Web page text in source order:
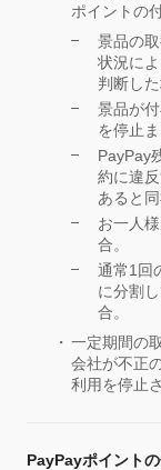
ポイントの
景品の
状況に
判断した
景品が
を停止
PayPay
約に違
あると
お一人
合。
通常1回
に分割
合。
一定期間の
会社が不正
利用を停止
PayPayポイント